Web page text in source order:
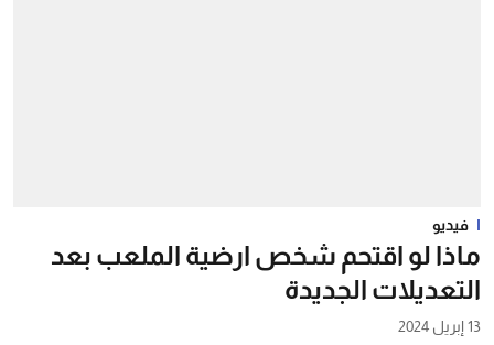
فيديو
ماذا لو اقتحم شخص ارضية الملعب بعد
التعديلات الجديدة
13 إبريل 2024